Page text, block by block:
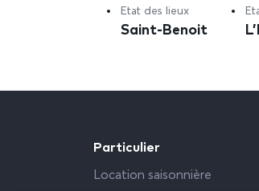
Etat des lieux
Saint-Benoit
Particulier
Location saisonnière